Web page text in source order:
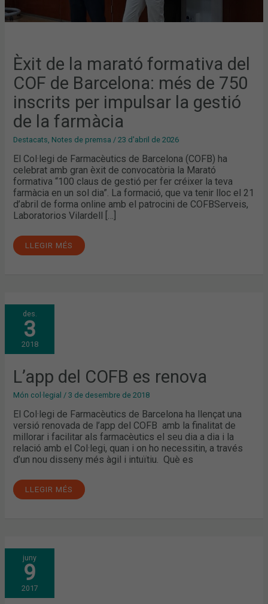
Èxit de la marató formativa del
COF de Barcelona: més de 750
inscrits per impulsar la gestió
de la farmàcia
Destacats, Notes de premsa /23 d'abril de 2026
El Col·legi de Farmacèutics de Barcelona (COFB) ha
celebrat amb gran èxit de convocatòria la Marató
formativa “100 claus de gestió per fer créixer la teva
farmàcia en un sol dia”. La formació, que va tenir lloc el 21
d’abril de forma online amb el patrocini de COFBServeis,
Laboratorios Vilardell […]
FARMÀCIA
LLEGIR MÉS
des.
3
2018
L’app del COFB es renova
Món col·legial /3 de desembre de 2018
El Col·legi de Farmacèutics de Barcelona ha llençat una
versió renovada de l’app del COFB amb la finalitat de
millorar i facilitar als farmacèutics el seu dia a dia i la
relació amb el Col·legi, quan i on ho necessitin, a través
d’un nou disseny més àgil i intuïtiu. Què es
L’APP
DEL
COFB
ES
RENOVA
LLEGIR MÉS
juny
9
2017
ACTUALITZACIÓ
EN
GESTIÓ
DE
L’OFICINA
DE
FARMÀCIA